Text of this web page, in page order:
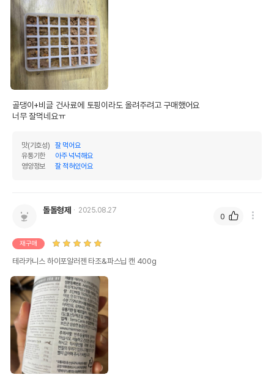
골댕이+비글 건사료에 토핑이라도 올려주려고 구매했어요
너무 잘먹네요ㅠ
맛(기호성)
잘 먹어요
유통기한
아주 넉넉해요
영양정보
잘 적혀있어요
돌돌형제 2025.08.27
재구매
테라카니스 하이포알러젠 타조&파스닙 캔 400g
0